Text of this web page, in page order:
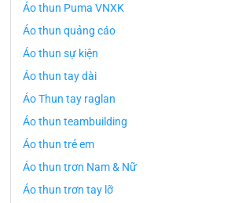
Áo thun Puma VNXK
Áo thun quảng cáo
Áo thun sự kiện
Áo thun tay dài
Áo Thun tay raglan
Áo thun teambuilding
Áo thun trẻ em
Áo thun trơn Nam & Nữ
Áo thun trơn tay lỡ